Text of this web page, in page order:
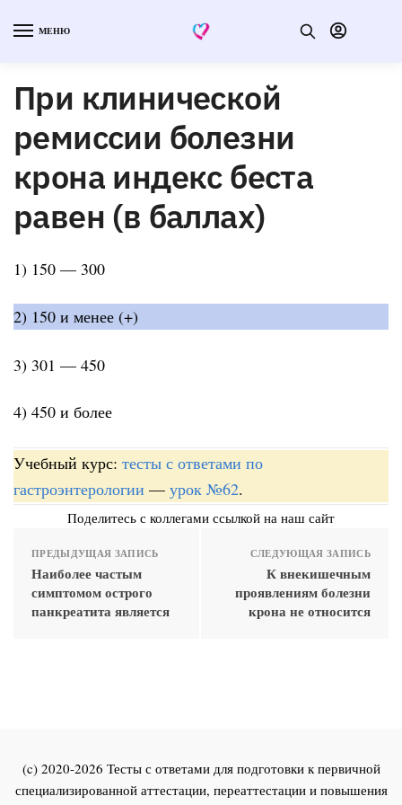
МЕНЮ
При клинической
ремиссии болезни
крона индекс беста
равен (в баллах)
1) 150 — 300
2) 150 и менее (+)
3) 301 — 450
4) 450 и более
Учебный курс: тесты с ответами по
гастроэнтерологии — урок №62.
Поделитесь с коллегами ссылкой на наш сайт
ПРЕДЫДУЩАЯ ЗАПИСЬ
Наиболее частым
симптомом острого
панкреатита является
СЛЕДУЮЩАЯ ЗАПИСЬ
К внекишечным
проявлениям болезни
крона не относится
(c) 2020-2026 Тесты с ответами для подготовки к первичной
специализированной аттестации, переаттестации и повышения